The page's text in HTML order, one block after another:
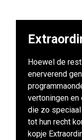
Hoewel de
enerverend
vertoningen
die zo
tot hun recht
kopje